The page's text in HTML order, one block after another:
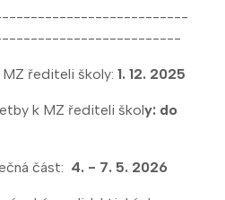
řediteli školy: 1. 12. 2025
k MZ řediteli školy: do
část: 4. - 7. 5. 2026